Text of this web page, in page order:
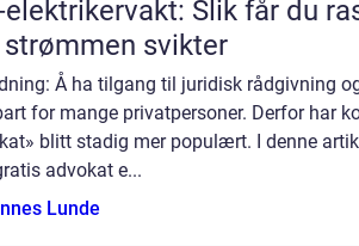
Slik får du
strømmen svikter
Å ha tilgang til juridisk rådgivning
for mange privatpersoner. Derfor har
blitt stadig mer populært. I denne
advokat e...
Lunde